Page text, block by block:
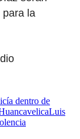
para la
dentro de
Luis